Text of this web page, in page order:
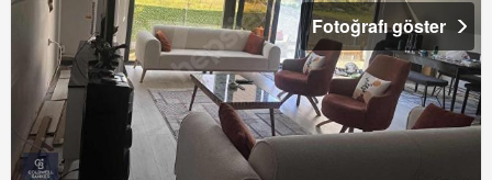
Fotoğrafı göster